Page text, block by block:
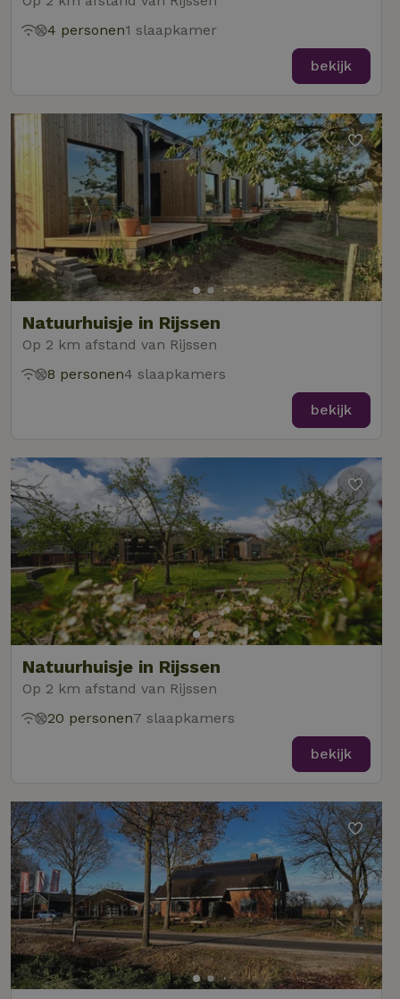
4 personen1 slaapkamer
bekijk
Natuurhuisje in Rijssen
Op 2 km afstand van Rijssen
8 personen4 slaapkamers
bekijk
Natuurhuisje in Rijssen
Op 2 km afstand van Rijssen
20 personen7 slaapkamers
bekijk